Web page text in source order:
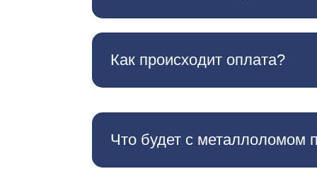
Как происходит оплата?
Что будет с металлоломом